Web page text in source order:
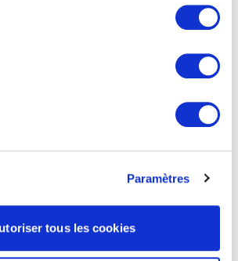
Paramètres
tous les cookies